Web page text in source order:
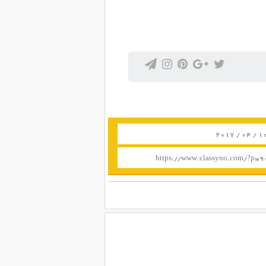
https://www.classyno.com/